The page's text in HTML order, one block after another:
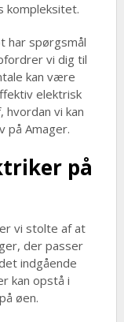
kompleksitet.
har spørgsmål
vi dig til
kan være
elektrisk
vi kan
på Amager.
på
vi stolte af at
der passer
indgående
kan opstå i
øen.